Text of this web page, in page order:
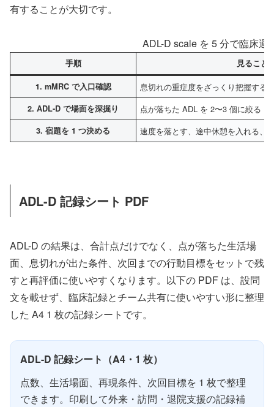
有することが大切です。
ADL-D scale を 5 分で臨床運
手順 見ること
1. mMRC で入口確認 息切れの重症度をざっくり把握する
2. ADL-D で場面を深掘り 点が落ちた ADL を 2〜3 個に絞る
3. 宿題を 1 つ決める 速度を落とす、途中休憩を入れる、
ADL-D 記録シート PDF
ADL-D の結果は、合計点だけでなく、点が落ちた生活場
面、息切れが出た条件、次回までの行動目標をセットで残
すと再評価に使いやすくなります。以下の PDF は、設問
文を載せず、臨床記録とチーム共有に使いやすい形に整理
した A4 1 枚の記録シートです。
ADL-D 記録シート（A4・1 枚）
点数、生活場面、再現条件、次回目標を 1 枚で整理
できます。印刷して外来・訪問・退院支援の記録補